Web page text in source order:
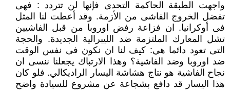
واجهت الطبقة الحاكمة التحدى فإنها لن تتردد : فهى
تفضل الخروج الفاشى من الأزمة. وقد أعطت لنا المثل
فى أوكرانيا. ان فزاعة رفض اوروبا من قبل الفاشيين
تشل المعارك الملتزمة ضد الليبرالية الجديدة. والحجة
التى تعود دائما هي: كيف لنا ان نكون فى نفس الوقت
ضد اوروبا وضد الفاشية؟ وهذا الارتباك يجعلنا ننسى ان
نجاح الفاشية هو نتاج هشاشة اليسار الراديكالي. فلو كان
هذا اليسار قد دافع بشجاعة عن مشروع للسيادة واضح